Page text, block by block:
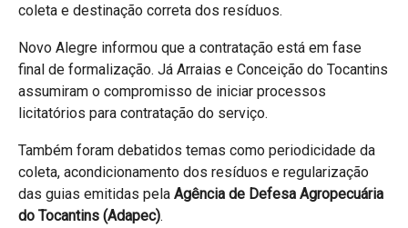
coleta e destinação correta dos resíduos.
Novo Alegre informou que a contratação está em fase
final de formalização. Já Arraias e Conceição do Tocantins
assumiram o compromisso de iniciar processos
licitatórios para contratação do serviço.
Também foram debatidos temas como periodicidade da
coleta, acondicionamento dos resíduos e regularização
das guias emitidas pela Agência de Defesa Agropecuária
do Tocantins (Adapec).